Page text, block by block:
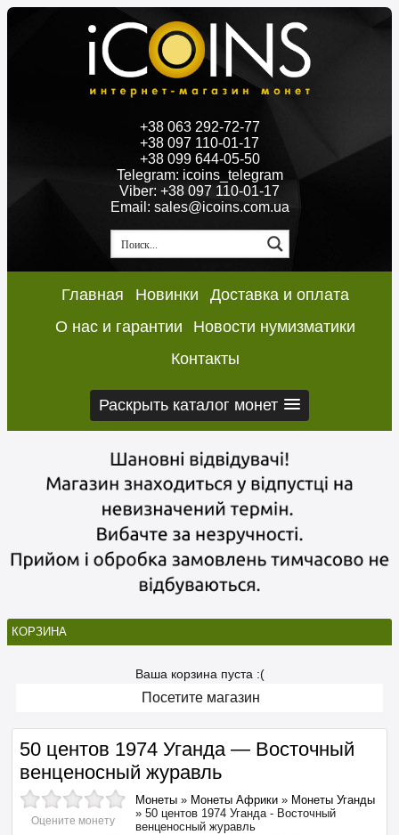
+38 063 292-72-77
+38 097 110-01-17
+38 099 644-05-50
Telegram: icoins_telegram
Viber: +38 097 110-01-17
Email: sales@icoins.com.ua
Главная Новинки
Доставка и оплата
О нас и гарантии
Новости нумизматики
Контакты
Раскрыть каталог монет
КОРЗИНА
Ваша корзина пуста :(
Посетите магазин
50 центов 1974 Уганда — Восточный
венценосный журавль
Оцените монету
Монеты » Монеты Африки » Монеты Уганды
» 50 центов 1974 Уганда - Восточный
венценосный журавль